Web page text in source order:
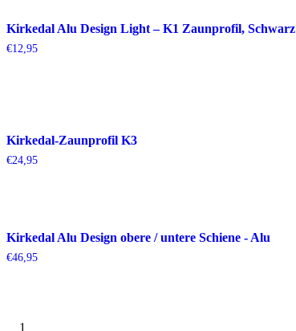
Kirkedal Alu Design Light – K1 Zaunprofil, Schwarz
€12,95
Kirkedal-Zaunprofil K3
€24,95
Kirkedal Alu Design obere / untere Schiene - Alu
€46,95
1